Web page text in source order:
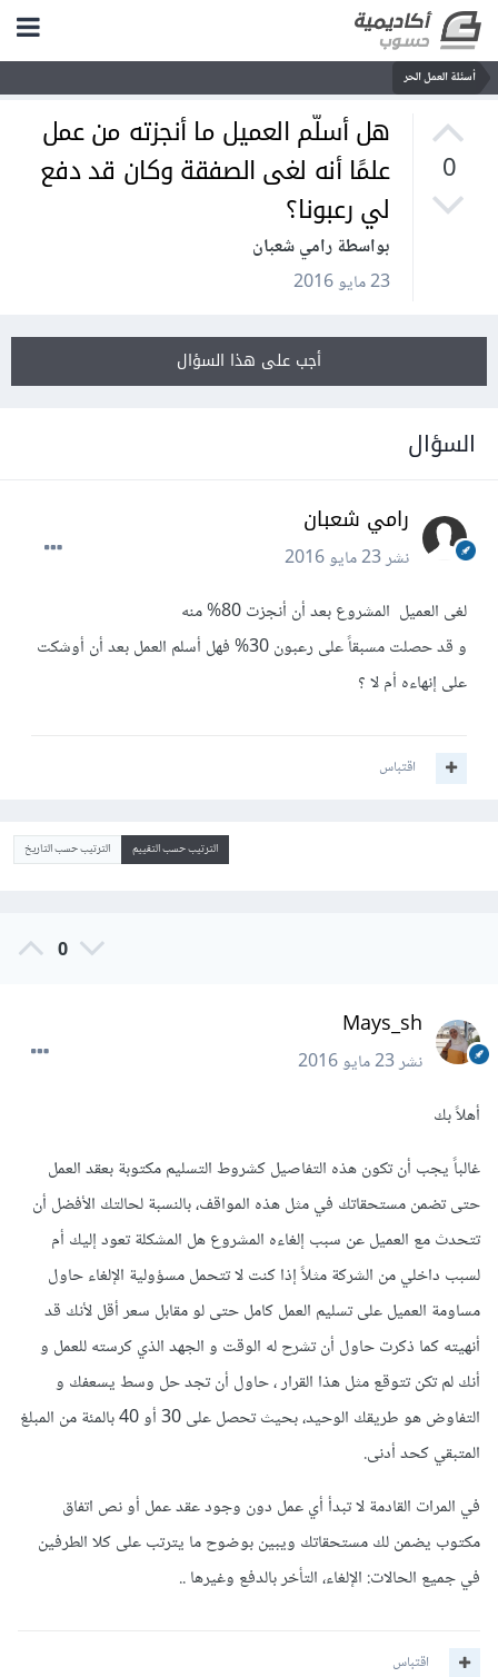
أسئلة العمل الحر
0
هل أسلّم العميل ما أنجزته من عمل
علمًا أنه لغى الصفقة وكان قد دفع
لي رعبونا؟
بواسطة رامي شعبان
23 مايو 2016
أجب على هذا السؤال
السؤال
رامي شعبان
نشر23 مايو 2016
لغى العميل المشروع بعد أن أنجزت 80% منه
و قد حصلت مسبقاً على رعبون 30% فهل أسلم العمل بعد أن أوشكت
على إنهاءه أم لا ؟
اقتباس
الترتيب حسب التقييم الترتيب حسب التاريخ
0
Mays_sh
نشر23 مايو 2016
أهلاً بك
غالباً يجب أن تكون هذه التفاصيل كشروط التسليم مكتوبة بعقد العمل
حتى تضمن مستحقاتك في مثل هذه المواقف، بالنسبة لحالتك الأفضل أن
تتحدث مع العميل عن سبب إلغاءه المشروع هل المشكلة تعود إليك أم
لسبب داخلي من الشركة مثلاً إذا كنت لا تتحمل مسؤولية الإلغاء حاول
مساومة العميل على تسليم العمل كامل حتى لو مقابل سعر أقل لأنك قد
أنهيته كما ذكرت حاول أن تشرح له الوقت و الجهد الذي كرسته للعمل و
أنك لم تكن تتوقع مثل هذا القرار ، حاول أن تجد حل وسط يسعفك و
التفاوض هو طريقك الوحيد، بحيث تحصل على 30 أو 40 بالمئة من المبلغ
المتبقي كحد أدنى.
في المرات القادمة لا تبدأ أي عمل دون وجود عقد عمل أو نص اتفاق
مكتوب يضمن لك مستحقاتك ويبين بوضوح ما يترتب على كلا الطرفين
في جميع الحالات: الإلغاء، التأخر بالدفع وغيرها ..
اقتباس